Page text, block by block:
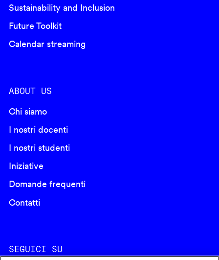
Sustainability and Inclusion
Future Toolkit
Calendar streaming
ABOUT US
Chi siamo
I nostri docenti
I nostri studenti
Iniziative
Domande frequenti
Contatti
SEGUICI SU